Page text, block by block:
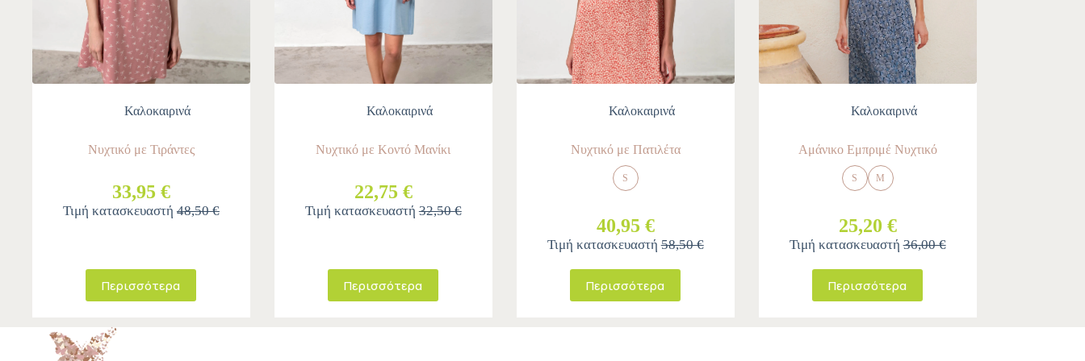
Καλοκαιρινά
Νυχτικό με Τιράντες
33,95 €
Τιμή κατασκευαστή 48,50 €
Περισσότερα
Καλοκαιρινά
Νυχτικό με Κοντό Μανίκι
22,75 €
Τιμή κατασκευαστή32,50 €
Περισσότερα
Καλοκαιρινά
Νυχτικό με Πατιλέτα
S
40,95 €
Τιμή κατασκευαστή58,50 €
Περισσότερα
Καλοκαιρινά
Αμάνικο Εμπριμέ Νυχτικό
S M
25,20 €
Τιμή κατασκευαστή36,00 €
Περισσότερα